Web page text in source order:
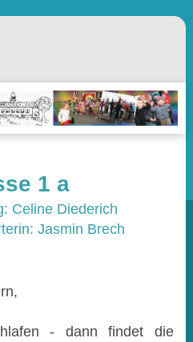
1 a
Celine Diederich
Jasmin Brech
- dann findet die